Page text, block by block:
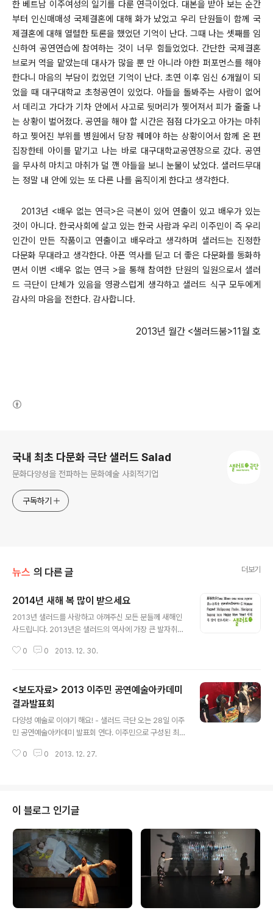
한 베트남 이주여성의 일기를 다룬 연극이었다. 대본을 받아 보는 순간
부터 인신매매성 국제결혼에 대해 화가 났었고 우리 단원들이 함께 국
제결혼에 대해 열렬한 토론을 했었던 기억이 난다. 그때 나는 셋째를 임
신하여 공연연습에 참여하는 것이 너무 힘들었었다. 간단한 국제결혼
브로커 역을 맡았는데 대사가 많을 뿐 만 아니라 야한 퍼포먼스를 해야
한다니 마음의 부담이 컸었던 기억이 난다. 초연 이후 임신 6개월이 되
었을 때 대구대학교 초청공연이 있었다. 아들을 돌봐주는 사람이 없어
서 데리고 가다가 기차 안에서 사고로 뒷머리가 찢어져서 피가 줄줄 나
는 상황이 벌어졌다. 공연을 해야 할 시간은 점점 다가오고 아가는 마취
하고 찢어진 부위를 병원에서 당장 꿰메야 하는 상황이어서 함께 온 편
집장한테 아이를 맡기고 나는 바로 대구대학교공연장으로 갔다. 공연
을 무사히 마치고 마취가 덜 깬 아들을 보니 눈물이 났었다. 샐러드무대
는 정말 내 안에 있는 또 다른 나를 움직이게 한다고 생각한다.
2013년 <배우 없는 연극>은 극본이 있어 연출이 있고 배우가 있는
것이 아니다. 한국사회에 살고 있는 한국 사람과 우리 이주민이 즉 우리
인간이 만든 작품이고 연출이고 배우라고 생각하며 샐러드는 진정한
다문화 무대라고 생각한다. 아픈 역사를 딛고 더 좋은 다문화를 동화하
면서 이번 <배우 없는 연극 >을 통해 참여한 단원의 일원으로서 샐러
드 극단이 단체가 있음을 영광스럽게 생각하고 샐러드 식구 모두에게
감사의 마음을 전한다. 감사합니다.
2013년 월간 <샐러드붐>11월 호
국내 최초 다문화 극단 샐러드 Salad
문화다양성을 전파하는 문화예술 사회적기업
구독하기
뉴스 의 다른 글 더보기
2014년 새해 복 많이 받으세요
2013년 샐러드를 사랑하고 아껴주신 모든 분들께 새해인
사드립니다. 2013년은 샐러드의 역사에 가장 큰 발자취를
한팩 한국공연예술센터 기획공연으로 선정돼 9월6일부터
사이트를 통해 800여명의 온라인 관객을 만나며 성공적으
로 마무리 되었습니다. 샐러드 아티스트 로나 드 마테오씨
가 단원활동 4년여 만에 상임연출가로 데뷔 무대를 가졌습
니다. 신한은행의 후원으로 제작한 창작뮤지컬 '수크라이'
연출을 맡은 마테오씨는 평화롭고 아름다운 필리핀 문화를
어린이 관객에게 전달, 찾아가는 공연에서 큰 사랑을 받았
0 0 2013. 12. 30.
<보도자료> 2013 이주민 공연예술아카데미
결과발표회
다양성 예술로 이야기 해요! - 샐러드 극단 오는 28일 이주
민 공연예술아카데미 발표회 연다. 이주민으로 구성된 최
결과 발표회 ‘다양성 예술로 이야기 해요’를 오는 12월 28
민 공연예술아카데미는 8월부터 12월까지 무용, 연극, 커
뮤니티아트, 드라마치료 등 다양한 분야에 걸쳐 9개의 강
의가 개최됐다. 교육대상은 기존의 이주여성에 한정하지
않고 중도입국자녀, 이주민공동체리더, 유학생, 국제결혼
피해자 등 문화예술교육에서 소외된 다양한 계층으로 확대
해 실시하였다. 교육 프로그램 난이도 면에서는 연..
0 0 2013. 12. 27.
이 블로그 인기글